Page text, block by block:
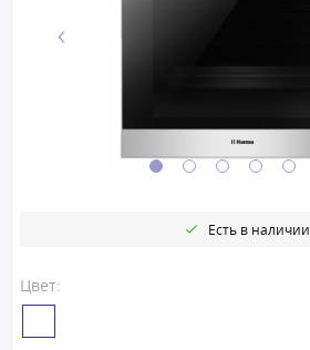
Цвет:
Есть в наличии